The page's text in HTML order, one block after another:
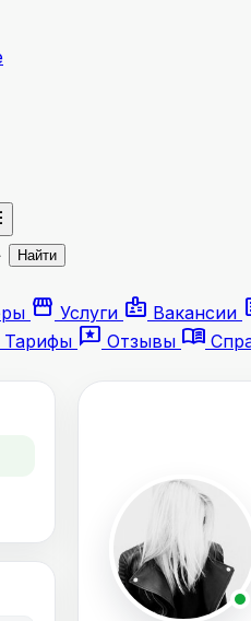
Найти
storefront Услуги badge Вакансии
Тарифы reviews Отзывы menu_book